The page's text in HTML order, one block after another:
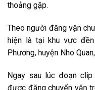
thoảng gặp.
Theo người đăngvận
hiện là tại khu vực
Phương, huyện Nho
Ngay sau lúc đoạn
được đăngchuyển vận